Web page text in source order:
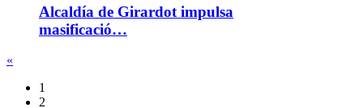
Alcaldía de Girardot impulsa
masificació…
«
1
2